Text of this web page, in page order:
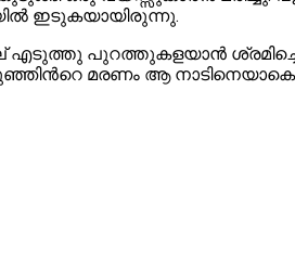
ഇടുകയായിരുന്നു.
കല്ല് എടുത്തു പുറത്തുകളയാൻ
മരണം ആ നാടിനെയാകെ